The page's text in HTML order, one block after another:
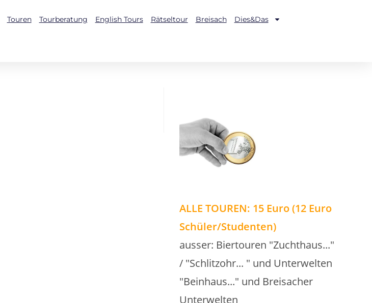
Touren Tourberatung English Tours Rätseltour Breisach Dies&Das
ALLE TOUREN: 15 Euro (12 Euro
Schüler/Studenten)
ausser: Biertouren "Zuchthaus..."
/ "Schlitzohr... " und Unterwelten
"Beinhaus..." und Breisacher
Unterwelten